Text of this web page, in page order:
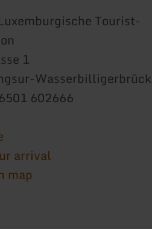
Tourist-
1
Wasserbilligerbrück
602666
arrival
map